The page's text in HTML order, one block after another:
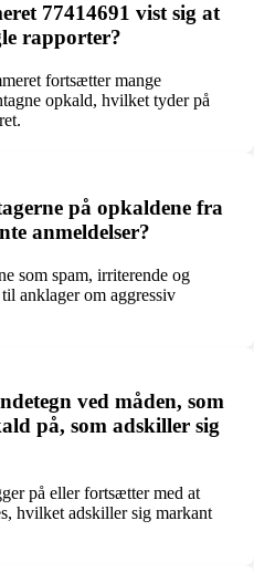
77414691 vist sig at
rapporter?
fortsætter mange
opkald, hvilket tyder på
på opkaldene fra
anmeldelser?
som spam, irriterende og
anklager om aggressiv
ved måden, som
på, som adskiller sig
på eller fortsætter med at
hvilket adskiller sig markant